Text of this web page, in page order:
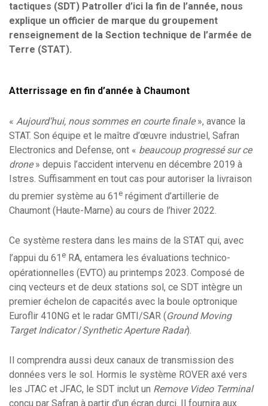
tactiques (SDT) Patroller d’ici la fin de l’année, nous
explique un officier de marque du groupement
renseignement de la Section technique de l’armée de
Terre (STAT).
Atterrissage en fin d’année à Chaumont
« Aujourd’hui, nous sommes en courte finale», avance la
STAT. Son équipe et le maître d’œuvre industriel, Safran
Electronics and Defense, ont « beaucoup progressé sur ce
drone» depuis l’accident intervenu en décembre 2019 à
Istres. Suffisamment en tout cas pour autoriser la livraison
du premier système au 61 e régiment d’artillerie de
Chaumont (Haute-Marne) au cours de l’hiver 2022.
Ce système restera dans les mains de la STAT qui, avec
l’appui du 61 e RA, entamera les évaluations technico-
opérationnelles (EVTO) au printemps 2023. Composé de
cinq vecteurs et de deux stations sol, ce SDT intègre un
premier échelon de capacités avec la boule optronique
Euroflir 410NG et le radar GMTI/SAR (Ground Moving
Target Indicator/Synthetic Aperture Radar).
Il comprendra aussi deux canaux de transmission des
données vers le sol. Hormis le système ROVER axé vers
les JTAC et JFAC, le SDT inclut un Remove Video Terminal
conçu par Safran à partir d’un écran durci. Il fournira aux